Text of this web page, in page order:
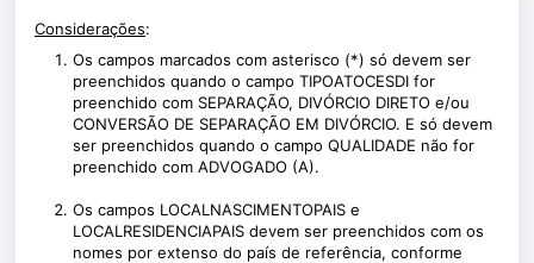
Considerações:
Os campos marcados com asterisco (*) só devem ser
preenchidos quando o campo TIPOATOCESDI for
preenchido com SEPARAÇÃO, DIVÓRCIO DIRETO e/ou
CONVERSÃO DE SEPARAÇÃO EM DIVÓRCIO. E só devem
ser preenchidos quando o campo QUALIDADE não for
preenchido com ADVOGADO (A).
Os campos LOCALNASCIMENTOPAIS e
LOCALRESIDENCIAPAIS devem ser preenchidos com os
nomes por extenso do país de referência, conforme